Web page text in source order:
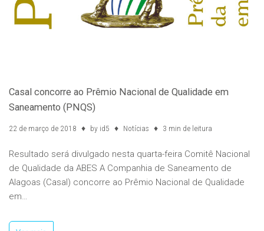
Casal concorre ao Prêmio Nacional de Qualidade em
Saneamento (PNQS)
22 de março de 2018 by id5 Notícias 3 min de leitura
Resultado será divulgado nesta quarta-feira Comitê Nacional
de Qualidade da ABES A Companhia de Saneamento de
Alagoas (Casal) concorre ao Prêmio Nacional de Qualidade
em…